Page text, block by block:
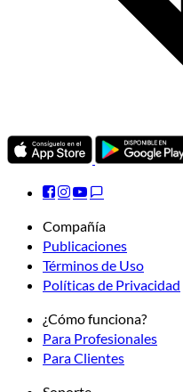
Compañía
Publicaciones
Términos de Uso
Políticas de Privacidad
¿Cómo funciona?
Para Profesionales
Para Clientes